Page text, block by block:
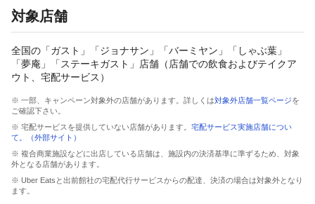
対象店舗
全国の「ガスト」「ジョナサン」「バーミヤン」「しゃぶ葉」
「夢庵」「ステーキガスト」店舗（店舗での飲食およびテイクア
ウト、宅配サービス）
※ 一部、キャンペーン対象外の店舗があります。詳しくは対象外店舗一覧ページを
ご確認下さい。
※ 宅配サービスを提供していない店舗があります。 宅配サービス実施店舗につい
て。（外部サイト）
※ 複合商業施設などに出店している店舗は、施設内の決済基準に準ずるため、対象
外となる店舗があります。
※ Uber Eatsと出前館社の宅配代行サービスからの配達、決済の場合は対象外となり
ます。